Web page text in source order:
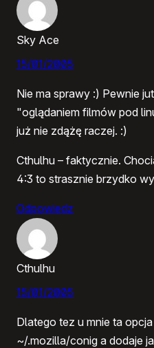
Sky Ace
15/01/2005
Nie ma sprawy :) Pewnie
"oglądaniem filmów pod
już nie zdążę raczej. :)
Cthulhu – faktycznie.
4:3 to strasznie brzydko
Odpowiedz
Cthulhu
15/01/2005
Dlatego tez u mnie ta
~/.mozilla/conig a dodaje